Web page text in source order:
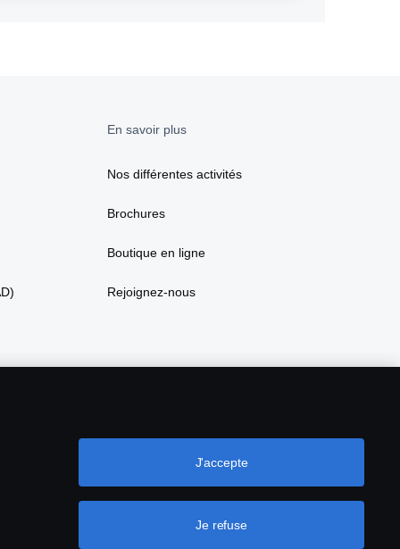
En savoir plus
Nos différentes activités
Brochures
Boutique en ligne
Rejoignez-nous
Je refuse
J'accepte